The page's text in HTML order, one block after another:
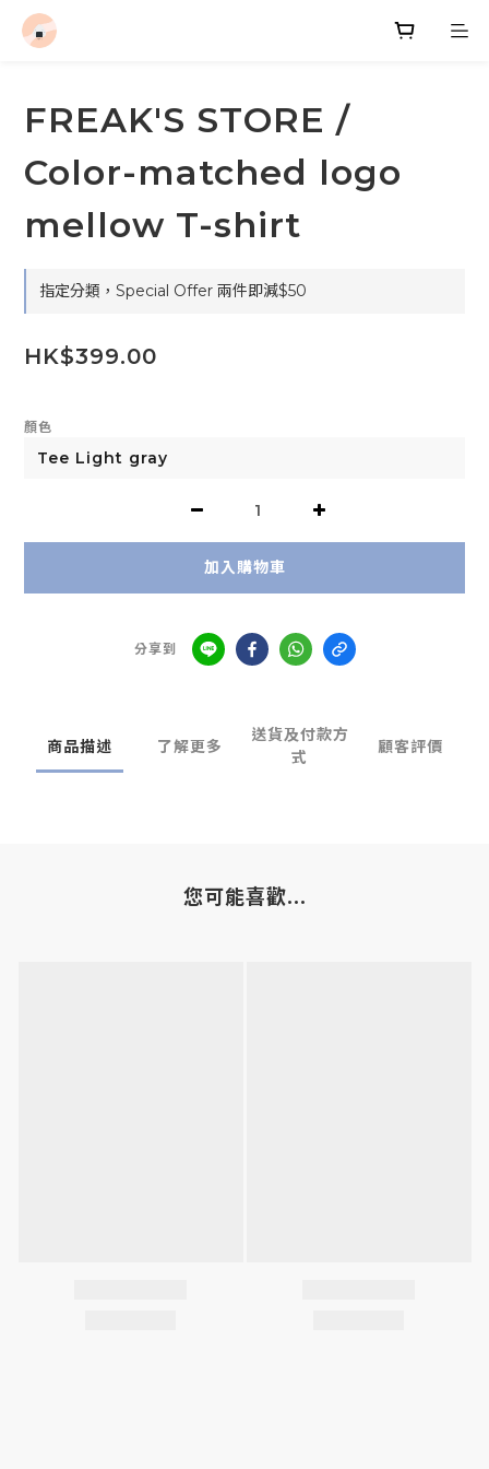
FREAK'S STORE /
Color-matched logo
mellow T-shirt
指定分類，Special Offer 兩件即減$50
HK$399.00
顏色
加入購物車
分享到
商品描述 了解更多
送貨及付款方
式
顧客評價
您可能喜歡...